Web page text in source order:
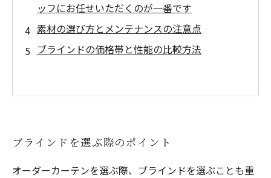
ッフにお任せいただくのが一番です
素材の選び方とメンテナンスの注意点
ブラインドの価格帯と性能の比較方法
ブラインドを選ぶ際のポイント
オーダーカーテンを選ぶ際、ブラインドを選ぶことも重